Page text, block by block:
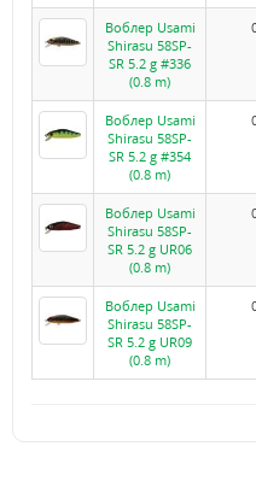
Воблер Usami
Shirasu 58SP-
SR 5.2 g #336
(0.8 m)
Воблер Usami
Shirasu 58SP-
SR 5.2 g #354
(0.8 m)
Воблер Usami
Shirasu 58SP-
SR 5.2 g UR06
(0.8 m)
Воблер Usami
Shirasu 58SP-
SR 5.2 g UR09
(0.8 m)